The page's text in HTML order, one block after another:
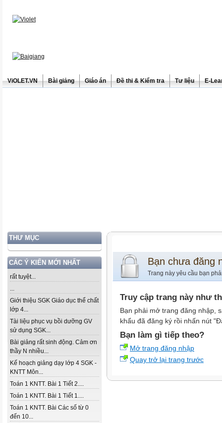
ViOLET.VN Bài giảng Giáo án Đề thi & Kiểm tra Tư liệu E-
THƯ MỤC
CÁC Ý KIẾN MỚI NHẤT
rất tuyệt...
...
Giới thiệu SGK Giáo dục thể chất
lớp 4...
Tài liệu phục vụ bồi dưỡng GV
sử dụng SGK...
Bài giảng rất sinh động. Cảm ơn
thầy N nhiều...
Kế hoạch giảng dạy lớp 4 SGK -
KNTT Môn...
Toán 1 KNTT. Bài 1 Tiết 2....
Toán 1 KNTT. Bài 1 Tiết 1....
Toán 1 KNTT. Bài Các số từ 0
đến 10...
Bạn chưa đăng
Trang này yêu cầu bạn
Truy cập trang này như
Bạn phải mở trang đăng nhập,
khẩu đã đăng ký rồi nhấn nút
Bạn làm gì tiếp theo?
Mở trang đăng nhập
Quay trở lại trang trước